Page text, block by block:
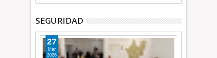
SEGURIDAD
27
Mar
2026